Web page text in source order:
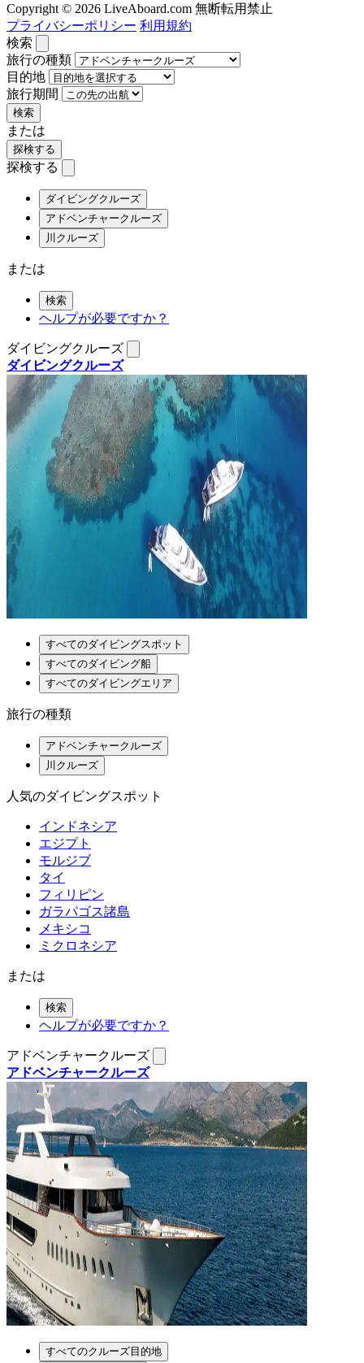
Copyright © 2026 LiveAboard.com 無断転用禁止
プライバシーポリシー 利用規約
検索
旅行の種類
目的地
旅行期間
検索
または
探検する
探検する
ダイビングクルーズ
アドベンチャークルーズ
川クルーズ
または
検索
ヘルプが必要ですか？
ダイビングクルーズ
ダイビングクルーズ
すべてのダイビングスポット
すべてのダイビング船
すべてのダイビングエリア
旅行の種類
アドベンチャークルーズ
川クルーズ
人気のダイビングスポット
インドネシア
エジプト
モルジブ
タイ
フィリピン
ガラパゴス諸島
メキシコ
ミクロネシア
または
検索
ヘルプが必要ですか？
アドベンチャークルーズ
アドベンチャークルーズ
すべてのクルーズ目的地